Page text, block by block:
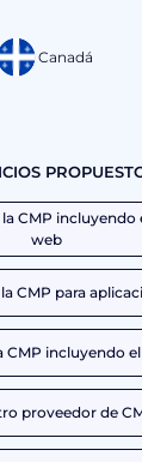
Canadá
CMP incluyendo
web
CMP para
incluyendo el
proveedor de